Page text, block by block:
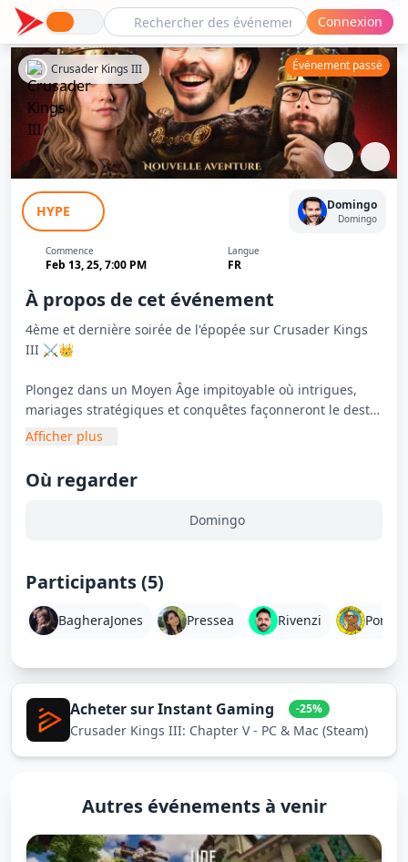
Connexion
Aventure Crusader Kings III #4
Crusader Kings III Événement passé
HYPE Domingo
Domingo
Commence
Feb 13, 25, 7:00 PM
Langue
FR
À propos de cet événement
4ème et dernière soirée de l'épopée sur Crusader Kings
III ⚔️👑
Plongez dans un Moyen Âge impitoyable où intrigues,
mariages stratégiques et conquêtes façonneront le destin
de sa dynastie. Entre trahisons, guerres et alliances
inattendues, chaque décision peut tout faire basculer. Va-
t-il bâtir un empire glorieux ou sombrer dans le chaos ?
Afficher plus
Où regarder
Domingo
Participants (5)
BagheraJones Pressea Rivenzi
Acheter sur Instant Gaming -25%
Crusader Kings III: Chapter V - PC & Mac (Steam)
Autres événements à venir